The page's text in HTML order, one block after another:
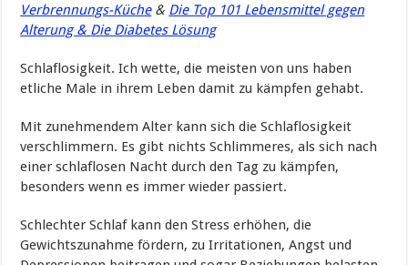
Verbrennungs-Küche& Die Top 101 Lebensmittel gegen
Alterung & Die Diabetes Lösung
Schlaflosigkeit. Ich wette, die meisten von uns haben
etliche Male in ihrem Leben damit zu kämpfen gehabt.
Mit zunehmendem Alter kann sich die Schlaflosigkeit
verschlimmern. Es gibt nichts Schlimmeres, als sich nach
einer schlaflosen Nacht durch den Tag zu kämpfen,
besonders wenn es immer wieder passiert.
Schlechter Schlaf kann den Stress erhöhen, die
Gewichtszunahme fördern, zu Irritationen, Angst und